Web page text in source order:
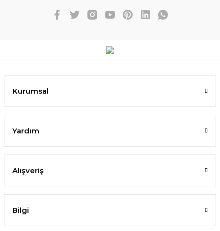
Kurumsal
Yardım
Alışveriş
Bilgi